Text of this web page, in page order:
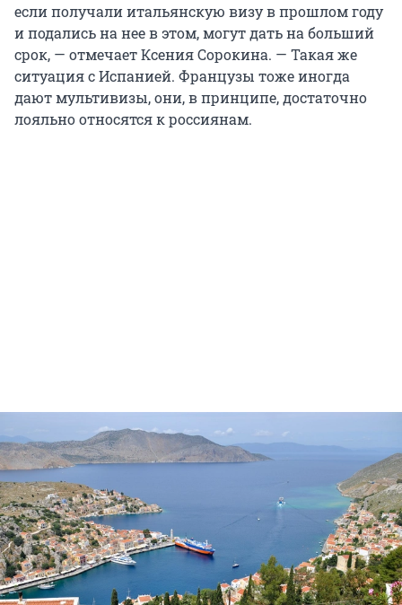
если получали итальянскую визу в прошлом году
и подались на нее в этом, могут дать на больший
срок, — отмечает Ксения Сорокина. — Такая же
ситуация с Испанией. Французы тоже иногда
дают мультивизы, они, в принципе, достаточно
лояльно относятся к россиянам.